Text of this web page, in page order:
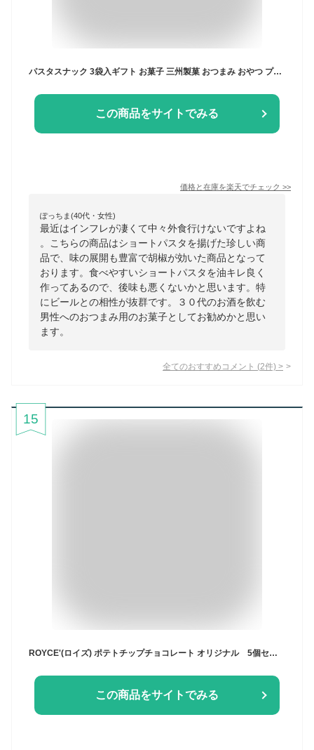
パスタスナック 3袋入ギフト お菓子 三州製菓 おつまみ おやつ プチギフト 送料無料 おしゃれ かわいい 個別包装 個包装 スナック菓子 詰め合わせ 内祝 内祝い お祝 お礼 御礼 スリーズパスタスナック ビールに合う お酒に合う 手土産 お取り寄せ バレンタイン ホワイトデー
この商品をサイトでみる
価格と在庫を楽天でチェック >>
ぽっちま(40代・女性)
最近はインフレが凄くて中々外食行けないですよね
。こちらの商品はショートパスタを揚げた珍しい商
品で、味の展開も豊富で胡椒が効いた商品となって
おります。食べやすいショートパスタを油キレ良く
作ってあるので、後味も悪くないかと思います。特
にビールとの相性が抜群です。３０代のお酒を飲む
男性へのおつまみ用のお菓子としてお勧めかと思い
ます。
全てのおすすめコメント (2件) >
15
ROYCE'(ロイズ) ポテトチップチョコレート オリジナル 5個セット
この商品をサイトでみる